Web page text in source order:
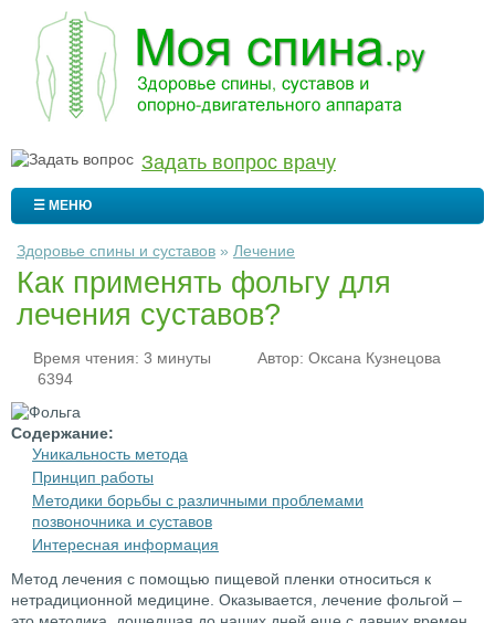
Задать вопрос врачу
☰ МЕНЮ
Здоровье спины и суставов » Лечение
Как применять фольгу для
лечения суставов?
Время чтения: 3 минуты Автор: Оксана Кузнецова
6394
Содержание:
Уникальность метода
Принцип работы
Методики борьбы с различными проблемами
позвоночника и суставов
Интересная информация
Метод лечения с помощью пищевой пленки относиться к
нетрадиционной медицине. Оказывается, лечение фольгой –